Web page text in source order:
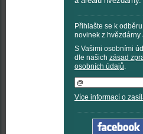
Přihlašte se k
novinek z hvězdárny
S Vašimi osobními
dle našich zásad
osobních údajů.
Více informací o